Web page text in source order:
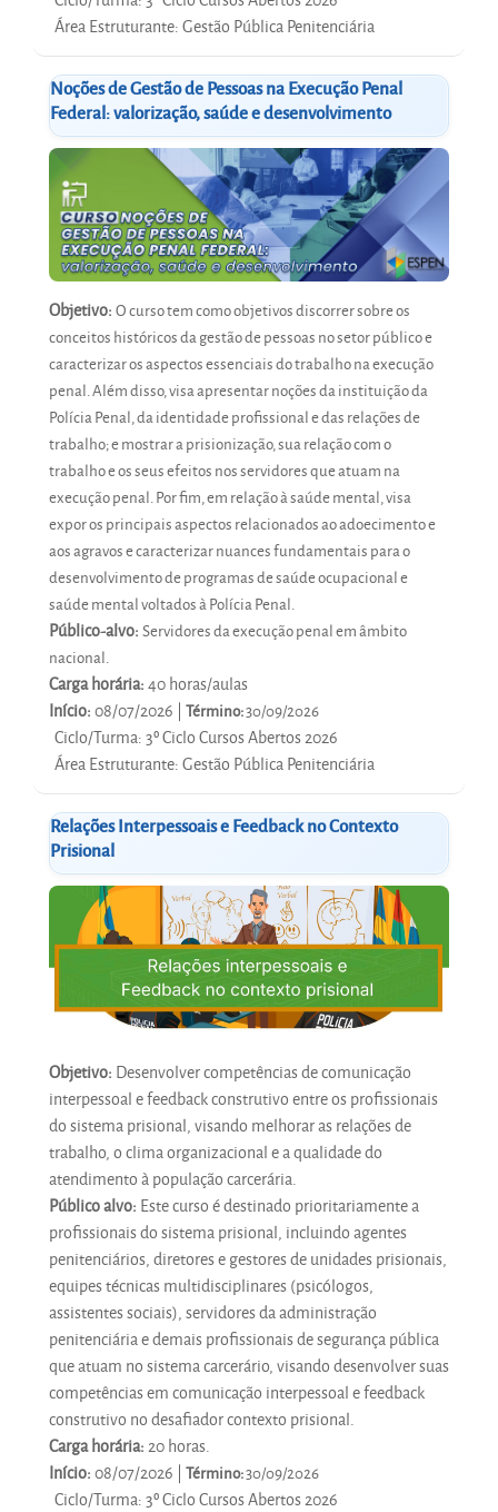
Área Estruturante:Gestão Pública Penitenciária
Noções de Gestão de Pessoas na Execução Penal
Federal: valorização, saúde e desenvolvimento
Objetivo: O curso tem como objetivos discorrer sobre os
conceitos históricos da gestão de pessoas no setor público e
caracterizar os aspectos essenciais do trabalho na execução
penal. Além disso, visa apresentar noções da instituição da
Polícia Penal, da identidade profissional e das relações de
trabalho; e mostrar a prisionização, sua relação com o
trabalho e os seus efeitos nos servidores que atuam na
execução penal. Por fim, em relação à saúde mental, visa
expor os principais aspectos relacionados ao adoecimento e
aos agravos e caracterizar nuances fundamentais para o
desenvolvimento de programas de saúde ocupacional e
saúde mental voltados à Polícia Penal.
Público-alvo: Servidores da execução penal em âmbito
nacional.
Carga horária:40 horas/aulas
Início:08/07/2026 | Término:30/09/2026
Ciclo/Turma:3º Ciclo Cursos Abertos 2026
Área Estruturante:Gestão Pública Penitenciária
Relações Interpessoais e Feedback no Contexto
Prisional
Objetivo: Desenvolver competências de comunicação
interpessoal e feedback construtivo entre os profissionais
do sistema prisional, visando melhorar as relações de
trabalho, o clima organizacional e a qualidade do
atendimento à população carcerária.
Público alvo: Este curso é destinado prioritariamente a
profissionais do sistema prisional, incluindo agentes
penitenciários, diretores e gestores de unidades prisionais,
equipes técnicas multidisciplinares (psicólogos,
assistentes sociais), servidores da administração
penitenciária e demais profissionais de segurança pública
que atuam no sistema carcerário, visando desenvolver suas
competências em comunicação interpessoal e feedback
construtivo no desafiador contexto prisional.
Carga horária:20 horas.
Início:08/07/2026 | Término:30/09/2026
Ciclo/Turma:3º Ciclo Cursos Abertos 2026